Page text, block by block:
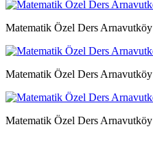
Matematik Özel Ders Arnavutköy
Matematik Özel Ders Arnavutköy
Matematik Özel Ders Arnavutköy